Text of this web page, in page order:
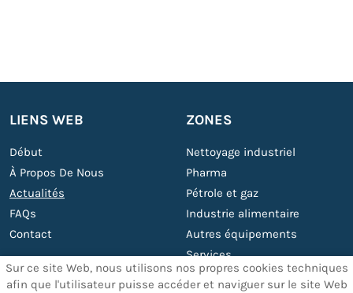
Sur ce site Web, nous utilisons nos propres cookies techniques
afin que l'utilisateur puisse accéder et naviguer sur le site Web
LIENS WEB
Début
À Propos De Nous
Actualités
FAQs
Contact
ZONES
Nettoyage industriel
Pharma
Pétrole et gaz
Industrie alimentaire
Autres équipements
Services